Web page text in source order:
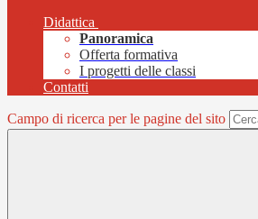
Didattica
Panoramica
Offerta formativa
I progetti delle classi
Contatti
Campo di ricerca per le pagine del sito